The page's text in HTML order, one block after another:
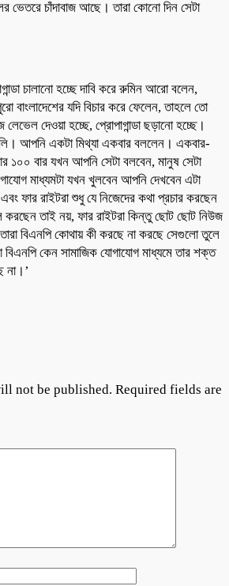
ভেতরে চাঁদাবাজ আছে। তারা কোনো দিন সেটা
চালানো হচ্ছে দাবি করে রুমিন আরো বলেন,
বাংলাদেশের যদি বিচার করে ফেলেন, তাহলে তো
দেওয়া হচ্ছে, প্রোপাগান্ডা ছড়ানো হচ্ছে।
আপনি একটা মিথ্যা একবার বললেন। একবার-
১০০ বার যখন আপনি সেটা বলবেন, মানুষ সেটা
মাধ্যমটা যখন খুলবেন আপনি দেখবেন এটা
ফার রাইটরা শুধু যে নিজেদের কথা প্রচার করছেন
করছেন তাই নয়, ফার রাইটরা কিন্তু ছোট ছোট নিউজ
বিএনপি কোথায় কী করছে না করছে সেগুলো তুলে
কেন সামাজিক যোগাযোগ মাধ্যমে তার শক্ত
না।’
not be published. Required fields are